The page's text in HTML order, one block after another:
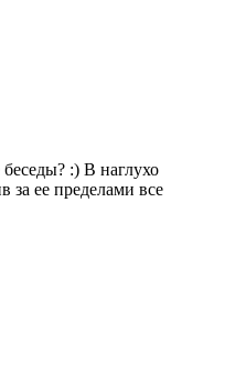
:) В наглухо
за ее пределами все